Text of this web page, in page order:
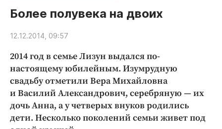
Новости компаний
Статьи
Народные новости
Авто и транспорт
Благоустройство
Криминал
Культура
Недвижимость и ЖКХ
Более полувека на двоих
12.12.2014, 09:57
2014 год в семье Лизун выдался по-
настоящему юбилейным. Изумрудную
свадьбу отметили Вера Михайловна
и Василий Александрович, серебряную — их
дочь Анна, а у четверых внуков родились
дети. Несколько поколений семьи живет под